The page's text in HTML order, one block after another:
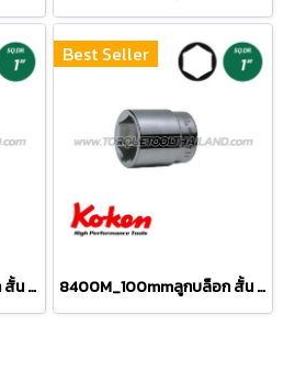
8400M_90mm ลูกบล็อก สั้น 6P (SQ.DR 1") Hand Sockets
Best Seller
8400M_100mmลูกบล็อก สั้น 6P (SQ.DR 1") Hand Sockets